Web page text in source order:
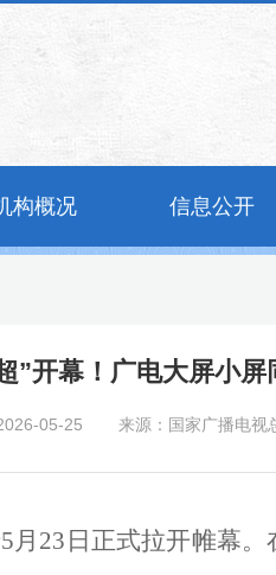
构概况 信息公开
”开幕！广电大屏小屏
05-25 来源：国家广播电视
月23日正式拉开帷幕